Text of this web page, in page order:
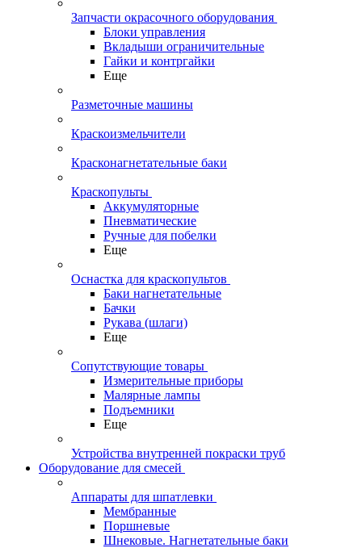
Запчасти окрасочного оборудования
Блоки управления
Вкладыши ограничительные
Гайки и контргайки
Еще
Разметочные машины
Краскоизмельчители
Красконагнетательные баки
Краскопульты
Аккумуляторные
Пневматические
Ручные для побелки
Еще
Оснастка для краскопультов
Баки нагнетательные
Бачки
Рукава (шлаги)
Еще
Сопутствующие товары
Измерительные приборы
Малярные лампы
Подъемники
Еще
Устройства внутренней покраски труб
Оборудование для смесей
Аппараты для шпатлевки
Мембранные
Поршневые
Шнековые. Нагнетательные баки